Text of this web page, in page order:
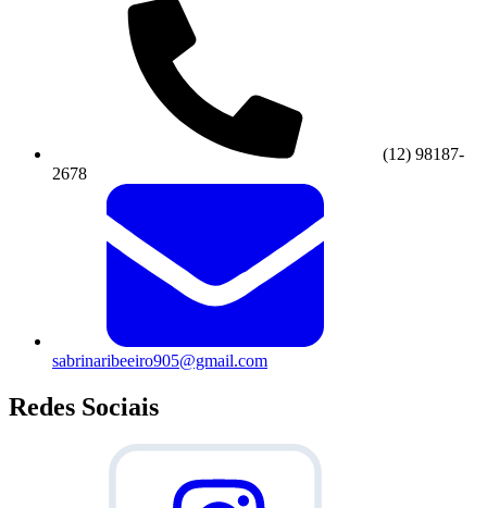
(12) 98187-
2678
sabrinaribeeiro905@gmail.com
Redes Sociais